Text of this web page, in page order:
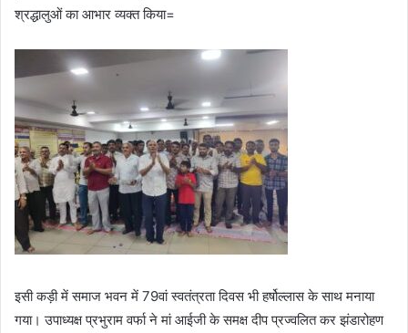
श्रद्धालुओं का आभार व्यक्त किया=
इसी कड़ी में समाज भवन में 79वां स्वतंत्रता दिवस भी हर्षोल्लास के साथ मनाया
गया। उपाध्यक्ष प्रभुराम वर्फा ने मां आईजी के समक्ष दीप प्रज्वलित कर झंडारोहण